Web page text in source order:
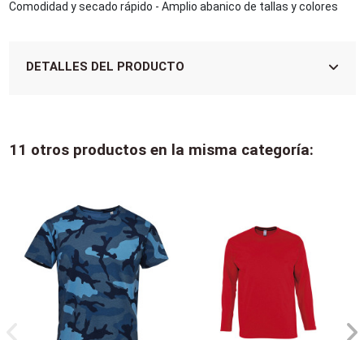
Comodidad y secado rápido - Amplio abanico de tallas y colores
DETALLES DEL PRODUCTO
11 otros productos en la misma categoría: